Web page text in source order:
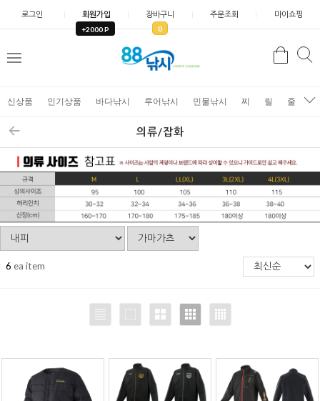
로그인 회원가입
+2000 P
장바구니
0
주문조회 마이쇼핑
검
신상품 인기상품 바다낚시 루어낚시 민물낚시 찌 릴 줄
의류/잡화
6 ea item